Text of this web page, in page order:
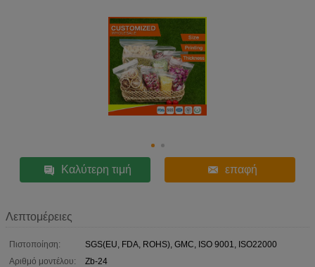
Καλύτερη τιμή επαφή
Λεπτομέρειες
Πιστοποίηση:
SGS(EU, FDA, ROHS), GMC, ISO 9001, ISO22000
Αριθμό μοντέλου:
Zb-24